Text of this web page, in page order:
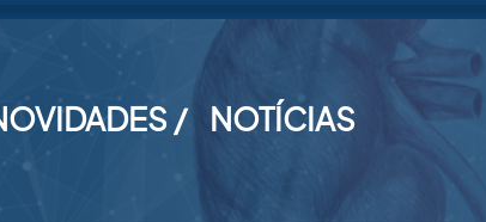
NOTÍCIAS